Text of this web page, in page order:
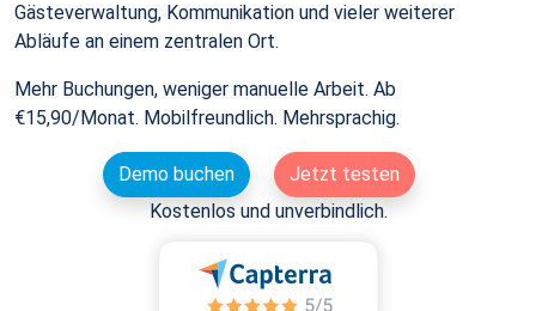
Gästeverwaltung, Kommunikation und vieler weiterer
Abläufe an einem zentralen Ort.
Mehr Buchungen, weniger manuelle Arbeit. Ab
€15,90/Monat. Mobilfreundlich. Mehrsprachig.
Demo buchen
Jetzt testen
Kostenlos und unverbindlich.